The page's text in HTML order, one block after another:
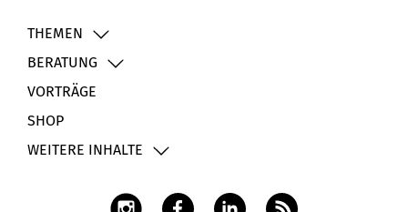
THEMEN
BERATUNG
VORTRÄGE
SHOP
WEITERE INHALTE